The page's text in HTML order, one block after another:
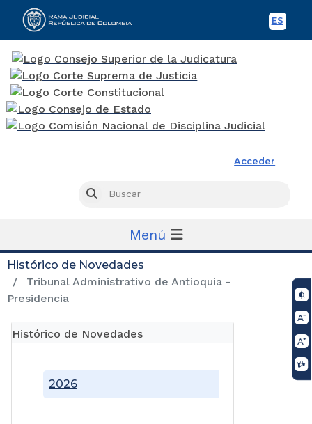
ES
Acceder
Buscar
Menú
Histórico de Novedades
Tribunal Administrativo de Antioquia -
Presidencia
Histórico de Novedades
2026